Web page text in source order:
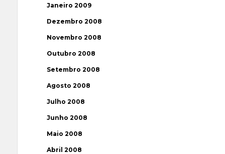
Janeiro 2009
Dezembro 2008
Novembro 2008
Outubro 2008
Setembro 2008
Agosto 2008
Julho 2008
Junho 2008
Maio 2008
Abril 2008